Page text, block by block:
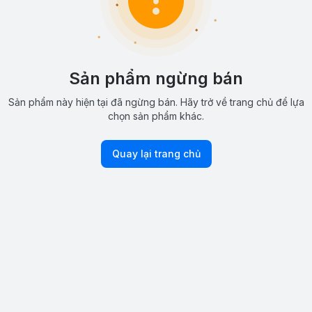
Sản phẩm ngừng bán
Sản phẩm này hiện tại đã ngừng bán. Hãy trở về trang chủ để lựa
chọn sản phẩm khác.
Quay lại trang chủ